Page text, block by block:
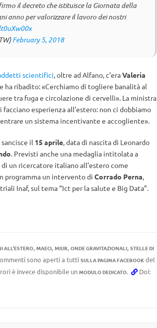
il decreto che istituisce la Giornata della
anno per valorizzare il lavoro dei nostri
February 5, 2018
scientifici, oltre ad Alfano, c’eraValeria
ha ribadito: «Cerchiamo di togliere banalità al
tra fuga e circolazione di cervelli». La ministra
esperienza all’estero: non ci dobbiamo
un sistema incentivante e accogliente».
il 15 aprile, data di nascita di Leonardo
. Previsti anche una medaglia intitolata a
un ricercatore italiano all’estero come
programma un intervento di Corrado Perna,
Inaf, sul tema “Ict per la salute e Big Data”.
ALL'ESTERO, MAECI, MIUR, ONDE GRAVITAZIONALI, STELLE DI
sono aperti a tutti SULLA PAGINA FACEBOOKdel
è invece disponibile un MODULO DEDICATO. Doi: